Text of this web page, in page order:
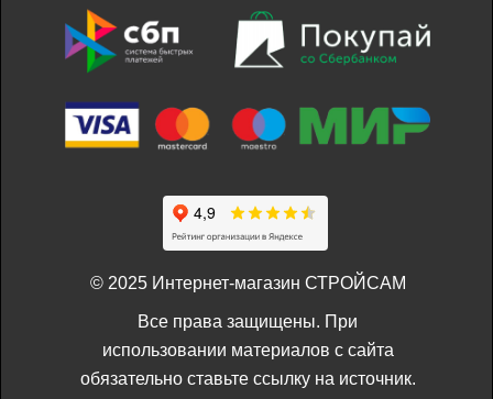
© 2025 Интернет-магазин СТРОЙСАМ
Все права защищены. При
использовании материалов с сайта
обязательно ставьте ссылку на источник.